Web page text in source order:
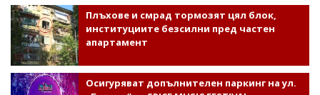
Плъхове и смрад тормозят цял блок,
институциите безсилни пред частен
апартамент
Осигуряват допълнителен паркинг на ул.